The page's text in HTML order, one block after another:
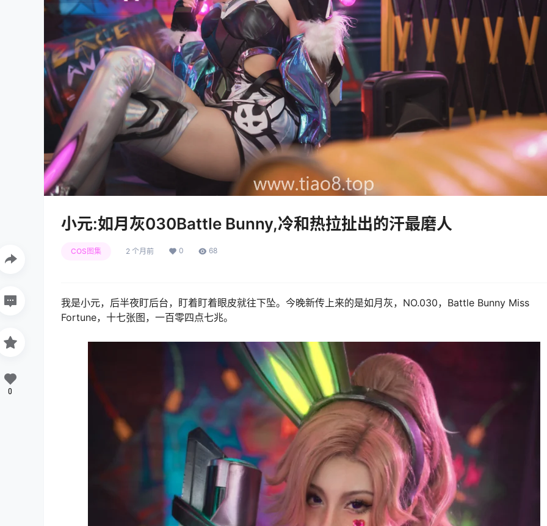
小元:如月灰030Battle Bunny,冷和热拉扯出的汗最磨人
COS图集 2 个月前 0 68
我是小元，后半夜盯后台，盯着盯着眼皮就往下坠。今晚新传上来的是如月灰，NO.030，Battle Bunny Miss
Fortune，十七张图，一百零四点七兆。
0